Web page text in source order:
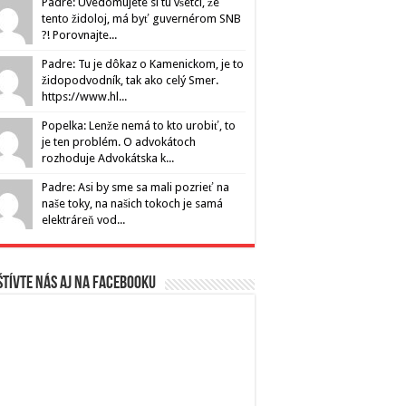
tento židoloj, má byť guvernérom SNB
?! Porovnajte...
Padre: Tu je dôkaz o Kamenickom, je to
židopodvodník, tak ako celý Smer.
https://www.hl...
Popelka: Lenže nemá to kto urobiť, to
je ten problém. O advokátoch
rozhoduje Advokátska k...
Padre: Asi by sme sa mali pozrieť na
naše toky, na našich tokoch je samá
elektráreň vod...
nás aj na Facebooku